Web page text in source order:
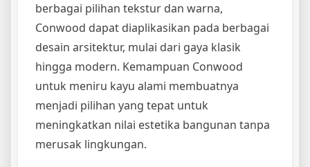
berbagai pilihan tekstur dan warna,
Conwood dapat diaplikasikan pada berbagai
desain arsitektur, mulai dari gaya klasik
hingga modern. Kemampuan Conwood
untuk meniru kayu alami membuatnya
menjadi pilihan yang tepat untuk
meningkatkan nilai estetika bangunan tanpa
merusak lingkungan.